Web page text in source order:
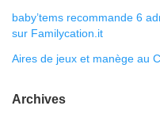
baby’tems recommande 6
sur Familycation.it
Aires de jeux et manège au
Archives